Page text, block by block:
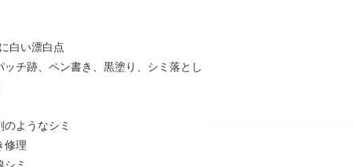
白い漂白点
ッチ跡、ペン書き、黒塗り、シミ落とし
ようなシミ
修理